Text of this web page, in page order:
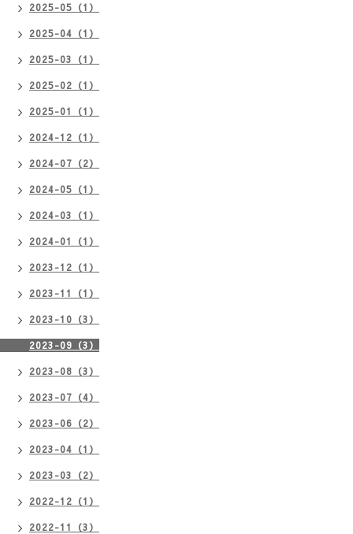
2025-05（1）
2025-04（1）
2025-03（1）
2025-02（1）
2025-01（1）
2024-12（1）
2024-07（2）
2024-05（1）
2024-03（1）
2024-01（1）
2023-12（1）
2023-11（1）
2023-10（3）
2023-09（3）
2023-08（3）
2023-07（4）
2023-06（2）
2023-04（1）
2023-03（2）
2022-12（1）
2022-11（3）